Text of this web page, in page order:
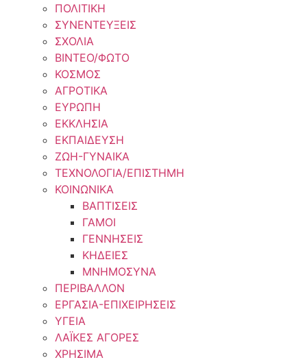
ΠΟΛΙΤΙΚΗ
ΣΥΝΕΝΤΕΥΞΕΙΣ
ΣΧΟΛΙΑ
ΒΙΝΤΕΟ/ΦΩΤΟ
ΚΟΣΜΟΣ
ΑΓΡΟΤΙΚΑ
ΕΥΡΩΠΗ
ΕΚΚΛΗΣΙΑ
ΕΚΠΑΙΔΕΥΣΗ
ΖΩΗ-ΓΥΝΑΙΚΑ
ΤΕΧΝΟΛΟΓΙΑ/ΕΠΙΣΤΗΜΗ
ΚΟΙΝΩΝΙΚΑ
ΒΑΠΤΙΣΕΙΣ
ΓΑΜΟΙ
ΓΕΝΝΗΣΕΙΣ
ΚΗΔΕΙΕΣ
ΜΝΗΜΟΣΥΝΑ
ΠΕΡΙΒΑΛΛΟΝ
ΕΡΓΑΣΙΑ-ΕΠΙΧΕΙΡΗΣΕΙΣ
ΥΓΕΙΑ
ΛΑΪΚΕΣ ΑΓΟΡΕΣ
ΧΡΗΣΙΜΑ